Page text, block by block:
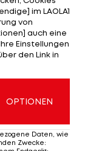
und kam in
League
ihrer
der
im LAOLA1
von
auch eine
Einstellungen
den Link in
OPTIONEN
Daten, wie
Zwecke: